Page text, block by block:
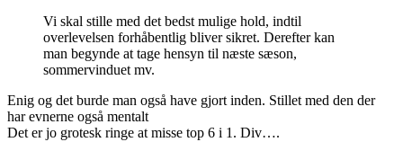
Vi skal stille med det bedst mulige hold, indtil
overlevelsen forhåbentlig bliver sikret. Derefter kan
man begynde at tage hensyn til næste sæson,
sommervinduet mv.
Enig og det burde man også have gjort inden. Stillet med den der
har evnerne også mentalt
Det er jo grotesk ringe at misse top 6 i 1. Div….